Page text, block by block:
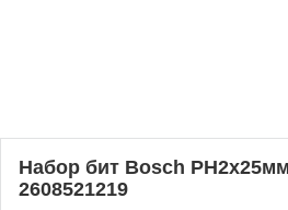
Набор бит Bosch
2608521219